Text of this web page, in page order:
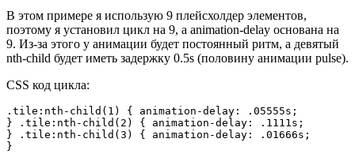
В этом примере я использую 9 плейсхолдер элементов,
поэтому я установил цикл на 9, а animation-delay основана на
9. Из-за этого у анимации будет постоянный ритм, а девятый
nth-child будет иметь задержку 0.5s (половину анимации pulse).
CSS код цикла:
.tile:nth-child(1) { animation-delay: .05555s;
} .tile:nth-child(2) { animation-delay: .1111s;
} .tile:nth-child(3) { animation-delay: .01666s;